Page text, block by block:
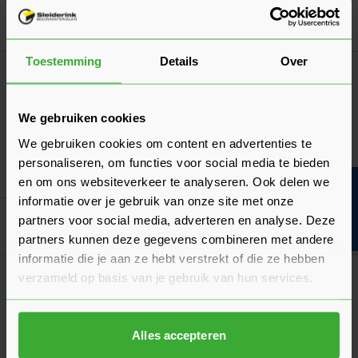
Toestemming Details Over
We gebruiken cookies
We gebruiken cookies om content en advertenties te
personaliseren, om functies voor social media te bieden
en om ons websiteverkeer te analyseren. Ook delen we
informatie over je gebruik van onze site met onze
partners voor social media, adverteren en analyse. Deze
partners kunnen deze gegevens combineren met andere
informatie die je aan ze hebt verstrekt of die ze hebben
verzameld op basis van je gebruik van hun services.
Alles accepteren
In
10,21
In
Goed voorbereid aan de slag
Productvergelijking
gipsvezelplaat?
Twee veelgebruikte platen voor het afwerken van wanden en
plafonds. Wanneer kies je voor welk product?